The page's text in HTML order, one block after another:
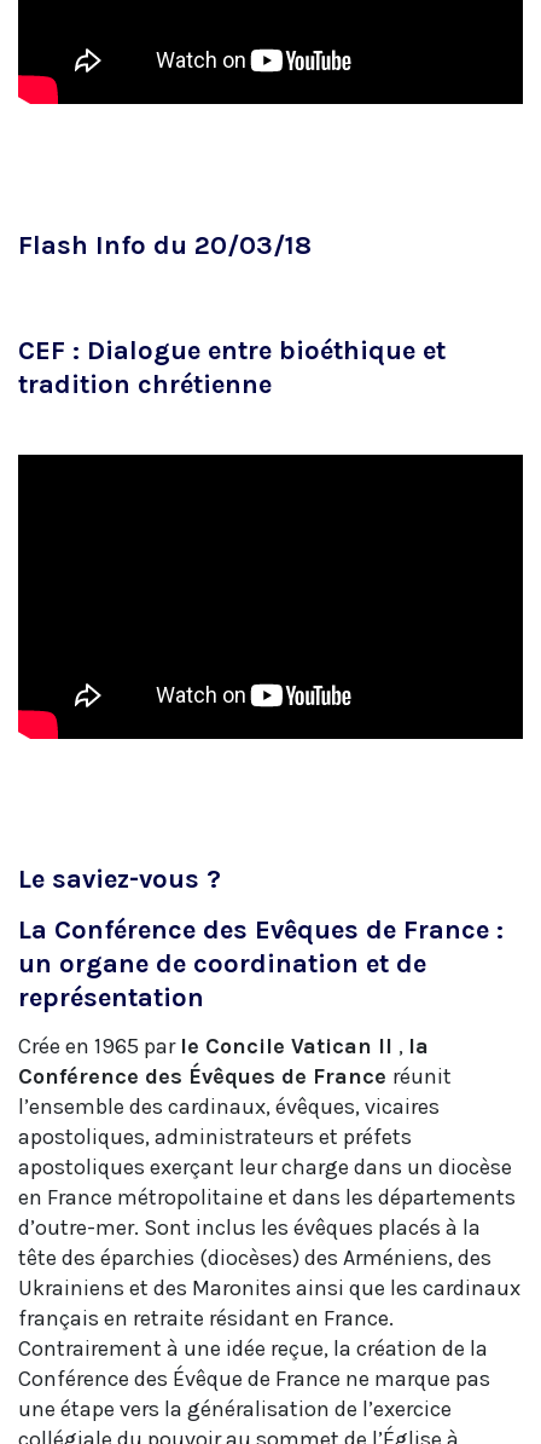
Flash Info du 20/03/18
CEF : Dialogue entre bioéthique et
tradition chrétienne
Le saviez-vous ?
La Conférence des Evêques de France :
un organe de coordination et de
représentation
Crée en 1965 par le Concile Vatican II , la
Conférence des Évêques de France réunit
l’ensemble des cardinaux, évêques, vicaires
apostoliques, administrateurs et préfets
apostoliques exerçant leur charge dans un diocèse
en France métropolitaine et dans les départements
d’outre-mer. Sont inclus les évêques placés à la
tête des éparchies (diocèses) des Arméniens, des
Ukrainiens et des Maronites ainsi que les cardinaux
français en retraite résidant en France.
Contrairement à une idée reçue, la création de la
Conférence des Évêque de France ne marque pas
une étape vers la généralisation de l’exercice